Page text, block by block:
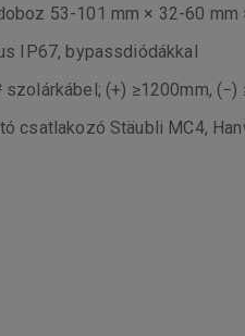
53-101 mm × 32-60 mm
IP67, bypassdiódákkal
szolárkábel; (+) ≥1200mm, (−)
csatlakozó Stäubli MC4,